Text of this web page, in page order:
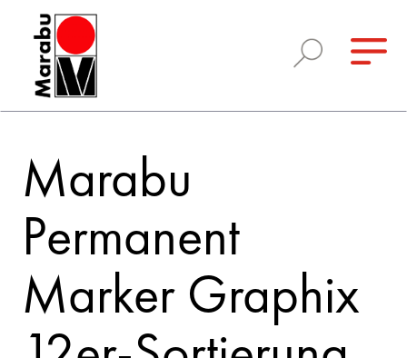
Marabu
Permanent
Marker Graphix